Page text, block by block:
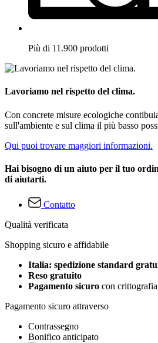
Più di 11.900 prodotti
Lavoriamo nel rispetto del clima.
Con concrete misure ecologiche
sull'ambiente e sul clima il più basso
Qui puoi trovare maggiori informazioni.
Hai bisogno di un aiuto per il tuo
di aiutarti.
Contatto
Qualità verificata
Shopping sicuro e affidabile
Italia: spedizione standard
Reso gratuito
Pagamento sicuro con
Pagamento sicuro attraverso
Contrassegno
Bonifico anticipato